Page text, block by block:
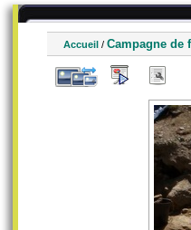
Accueil / Campagne de